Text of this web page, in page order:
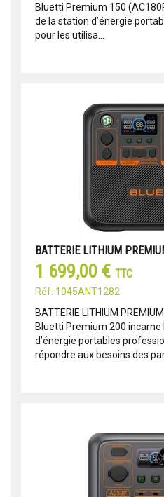
Bluetti Premium 150
de la station d’énergie
pour les utilisa...
BATTERIE LITHIUM
1 699,00 € TTC
Réf: 1045ANT1282
BATTERIE LITHIUM
Bluetti Premium 200
d’énergie portables
répondre aux besoins des